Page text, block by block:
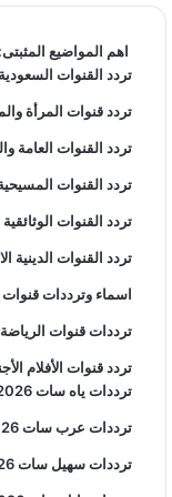
اهم المواضيع المثبتى:
تردد القنوات السعودية
تردد قنوات المرأة
تردد القنوات العامة
تردد القنوات المسيحية
تردد القنوات الوثائقية 2026
تردد القنوات الدينية
اسماء وترددات
ترددات قنوات
تردد قنوات الأفلام
ترددات ياه سات 2026
ترددات عرب سات 2026
ترددات سهيل سات 2026